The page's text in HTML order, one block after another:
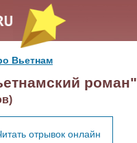
Вьетнам
роман"
отрывок онлайн